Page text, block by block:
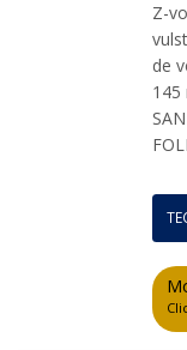
Z-
de
145